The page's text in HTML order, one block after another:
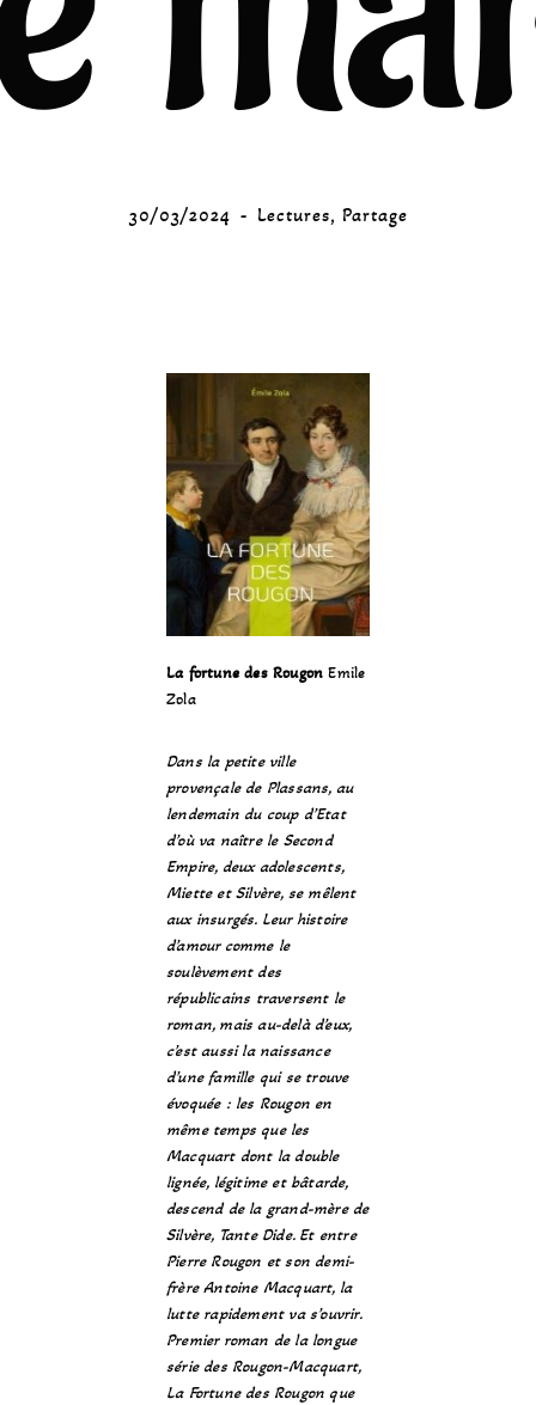
30/03/2024 Lectures, Partage
La fortune des Rougon Emile
Zola
Dans la petite ville
provençale de Plassans, au
lendemain du coup d’Etat
d’où va naître le Second
Empire, deux adolescents,
Miette et Silvère, se mêlent
aux insurgés. Leur histoire
d’amour comme le
soulèvement des
républicains traversent le
roman, mais au-delà d’eux,
c’est aussi la naissance
d’une famille qui se trouve
évoquée : les Rougon en
même temps que les
Macquart dont la double
lignée, légitime et bâtarde,
descend de la grand-mère de
Silvère, Tante Dide. Et entre
Pierre Rougon et son demi-
frère Antoine Macquart, la
lutte rapidement va s’ouvrir.
Premier roman de la longue
série des Rougon-Macquart,
La Fortune des Rougon que